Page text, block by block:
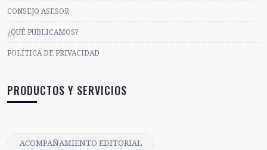
CONSEJO ASESOR
¿QUÉ PUBLICAMOS?
POLÍTICA DE PRIVACIDAD
PRODUCTOS Y SERVICIOS
ACOMPAÑAMIENTO EDITORIAL